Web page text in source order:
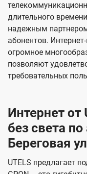
длительного
надежным
абонентов.
огромное
позволяют
требовательных
Интернет
без света
Береговая
UTELS предлагает